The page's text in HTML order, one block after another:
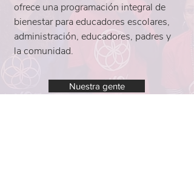
ofrece una programación integral de
bienestar para educadores escolares,
administración, educadores, padres y
la comunidad.
Nuestra gente